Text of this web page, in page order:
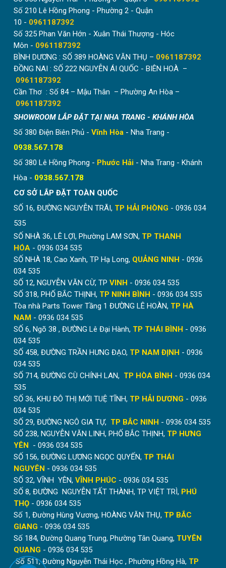
khi lựa chọn sản phẩm thương hiệu Hòa Phát.
ưu đãi hấp dẫn lên tới 30%
Hòa Phát có đội ngũ nhân viên kỹ thuật
mang mẫu tận nơi hoàn toàn MIỄN PHÍ. Quý khách
hàng cần hỗ trợ chỉ cần liên hệ với chúng tôi qua
Zalo: 0936.034.535.
5 ưu điểm vượt trội của rèm tổ
ong trên kính
Ngăn nhiệt tuyệt đối hiệu quả tới 98%
Rèm được làm từ chất liệu vải Polyester không dệt hai
lớp. Khi kéo ra rèm sẽ có lớp đệm không khí ở giữa
tăng thêm khả năng cách nhiệt. Hiệu quả cách nhiệt,
ngăn lạnh điều hòa của rèm lên tới 98%. Giải pháp giúp
giảm thiểu đáng kể lượng điện năng tiêu thụ trong mùa
hè.
Phù hợp cả với những khung cửa có
kích thước lớn
Những bộ rèm cửa thông thường như rèm cuốn trơn,
rèm cầu vồng, rèm sáo...sẽ có giới hạn kích thước là
khoảng 3m ngang. Với kích thước lớn cần chia thành
các bộ rèm nhỏ. Tuy nhiên với rèm tổ ong có thể lắp
trên kích thước khung cửa lớn. Giới hạn kích thước
chiều ngang rèm (loại mở 2 cánh) là 6m. Giới hạn kích
thước chiều cao là 6m.
Số 210 Lê Hồng Phong - Phường 2 - Quận
10 - 0961187392
Số 325 Phan Văn Hớn - Xuân Thái Thượng - Hóc
Môn - 0961187392
BÌNH DƯƠNG : SỐ 389 HOÀNG VĂN THỤ – 0961187392
ĐỒNG NAI : SỐ 222 NGUYỄN ÁI QUỐC - BIÊN HOÀ –
0961187392
Cần Thơ : Số 84 – Mậu Thân – Phường An Hòa –
0961187392
SHOWROOM LẮP ĐẶT TẠI NHA TRANG - KHÁNH HÒA
Số 380 Điện Biên Phủ - Vĩnh Hòa - Nha Trang -
0938.567.178
Số 380 Lê Hồng Phong - Phước Hải - Nha Trang - Khánh
Hòa - 0938.567.178
CƠ SỞ LẮP ĐẶT TOÀN QUỐC
SỐ 16, ĐƯỜNG NGUYỄN TRÃI, TP HẢI PHÒNG - 0936 034
535
SỐ NHÀ 36, LÊ LỢI, Phường LAM SƠN, TP THANH
HÓA - 0936 034 535
SỐ NHÀ 18, Cao Xanh, TP Hạ Long, QUẢNG NINH - 0936
034 535
SỐ 12, NGUYỄN VĂN CỪ, TP VINH - 0936 034 535
SỐ 318, PHỐ BẮC THỊNH, TP NINH BÌNH - 0936 034 535
Tòa nhà Parts Tower Tầng 1 ĐƯỜNG LÊ HOÀN, TP HÀ
NAM - 0936 034 535
SỐ 6, Ngõ 38 , ĐƯỜNG Lê Đại Hành, TP THÁI BÌNH - 0936
034 535
SỐ 458, ĐƯỜNG TRẦN HƯNG ĐẠO, TP NAM ĐỊNH - 0936
034 535
SỐ 714, ĐƯỜNG CÙ CHÍNH LAN, TP HÒA BÌNH - 0936 034
535
SỐ 36, KHU ĐÔ THỊ MỚI TUỆ TĨNH, TP HẢI DƯƠNG - 0936
034 535
SỐ 29, ĐƯỜNG NGÔ GIA TỰ, TP BẮC NINH - 0936 034 535
SỐ 238, NGUYỄN VĂN LINH, PHỐ BẮC THỊNH, TP HƯNG
YÊN - 0936 034 535
SỐ 156, ĐƯỜNG LƯƠNG NGỌC QUYẾN, TP THÁI
NGUYÊN - 0936 034 535
SỐ 32, VĨNH YÊN, VĨNH PHÚC - 0936 034 535
SỐ 8, ĐƯỜNG NGUYỄN TẤT THÀNH, TP VIỆT TRÌ, PHÚ
THỌ - 0936 034 535
Số 1, Đường Hùng Vương, HOÀNG VĂN THỤ, TP BẮC
GIANG - 0936 034 535
Số 184, Đường Quang Trung, Phường Tân Quang, TUYÊN
QUANG - 0936 034 535
Số 511, Đường Nguyễn Thái Học , Phường Hồng Hà, TP